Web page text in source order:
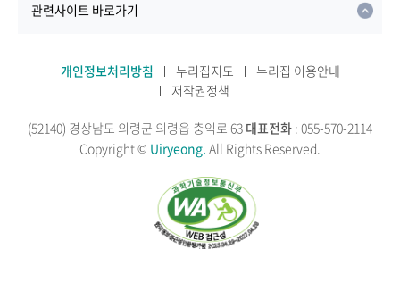
관련사이트 바로가기
개인정보처리방침 누리집지도
누리집 이용안내
저작권정책
(52140) 경상남도 의령군 의령읍 충익로 63 대표전화 : 055-570-2114
Copyright © Uiryeong. All Rights Reserved.